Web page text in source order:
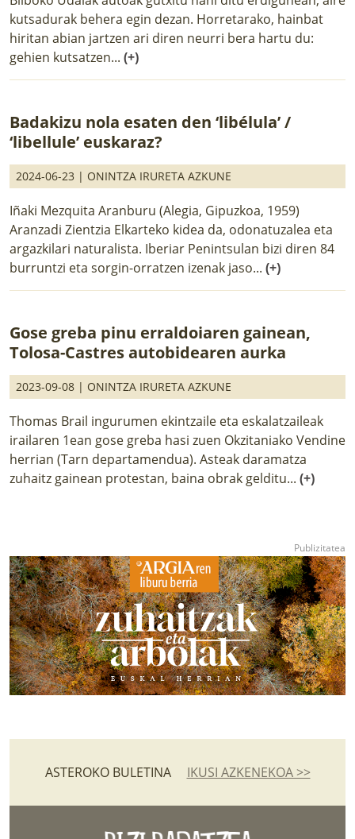
kutsadurak behera egin dezan. Horretarako, hainbat
hiritan abian jartzen ari diren neurri bera hartu du:
gehien kutsatzen... (+)
Badakizu nola esaten den ‘libélula’ /
‘libellule’ euskaraz?
2024-06-23 | ONINTZA IRURETA AZKUNE
Iñaki Mezquita Aranburu (Alegia, Gipuzkoa, 1959)
Aranzadi Zientzia Elkarteko kidea da, odonatuzalea eta
argazkilari naturalista. Iberiar Penintsulan bizi diren 84
burruntzi eta sorgin-orratzen izenak jaso... (+)
Gose greba pinu erraldoiaren gainean,
Tolosa-Castres autobidearen aurka
2023-09-08 | ONINTZA IRURETA AZKUNE
Thomas Brail ingurumen ekintzaile eta eskalatzaileak
irailaren 1ean gose greba hasi zuen Okzitaniako Vendine
herrian (Tarn departamendua). Asteak daramatza
zuhaitz gainean protestan, baina obrak gelditu... (+)
ASTEROKO BULETINA IKUSI AZKENEKOA >>